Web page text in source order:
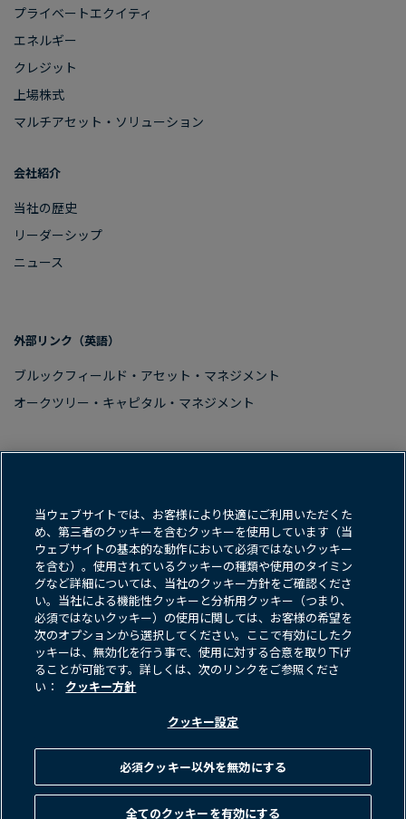
プライベートエクイティ
エネルギー
クレジット
上場株式
マルチアセット・ソリューション
会社紹介
当社の​歴史
リーダーシップ
ニュース
外部リンク​（英語）
ブルックフィールド・アセット・マネジメント
オークツリー・​キャピタル・マネジメント
データ保護方​針＆プライバシー通知
ネット詐欺・フィッシングに​関する​警告
FINRA BrokerCheck
Form CRS
反社会的勢力に​対する​基本方​針
お問い​合わせ
像
像
当ウェブサイトでは、お客様により快適にご利用いただくた
め、第三者のクッキーを含むクッキーを使用しています（当
ウェブサイトの基本的な動作において必須ではないクッキー
を含む）。使用されているクッキーの種類や使用のタイミン
グなど詳細については、当社のクッキー方針をご確認くださ
い。当社による機能性クッキーと分析用クッキー（つまり、
必須ではないクッキー）の使用に関しては、お客様の希望を
次のオプションから選択してください。ここで有効にしたク
ッキーは、無効化を行う事で、使用に対する合意を取り下げ
ることが可能です。詳しくは、次のリンクをご参照くださ
い：
クッキー方針
クッキー設定
必須クッキー以外を無効にする
全てのクッキーを有効にする